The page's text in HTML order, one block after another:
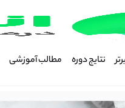
نتایج دوره مطالب آموزشی
کاهش وزن تماس بگیرید